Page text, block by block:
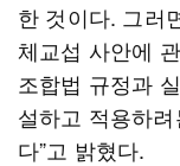
한 것이다. 그러
체교섭 사안에
조합법 규정과
설하고 적용하
다”고 밝혔다.